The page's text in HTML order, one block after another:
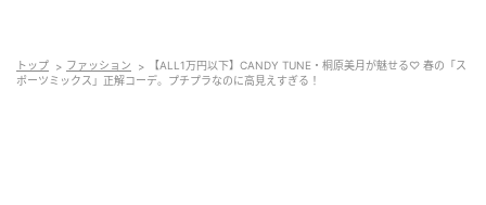
トップ ファッション
【ALL1万円以下】CANDY TUNE・桐原美月が魅せる♡ 春の「ス
ポーツミックス」正解コーデ。プチプラなのに高見えすぎる！